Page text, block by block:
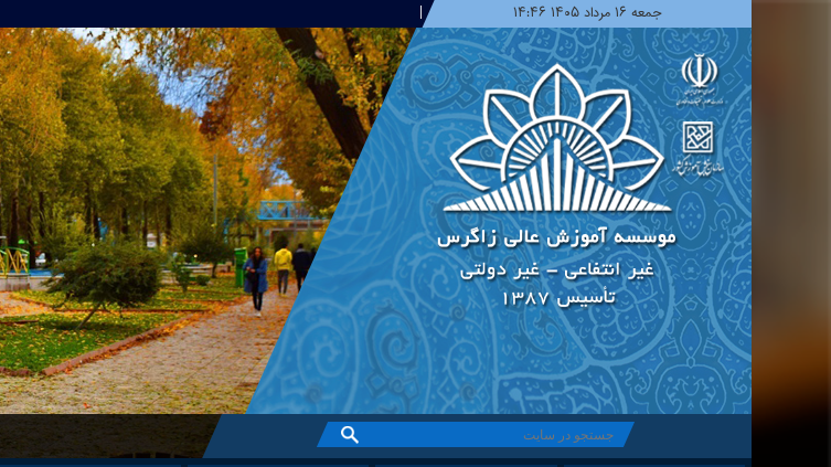
جمعه ۱۶ مرداد ۱۴۰۵ ۱۴:۴۶